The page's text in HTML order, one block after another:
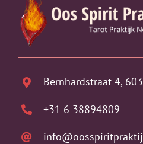
Bernhardstraat 4,
+31 6 38894809